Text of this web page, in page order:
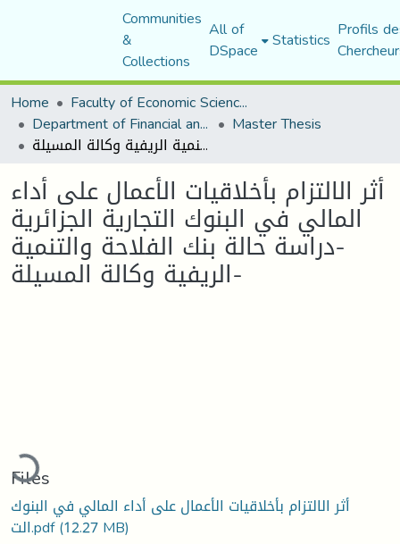
Communities
&
Collections
All of
DSpace Statistics Profils
Home
Faculty of Economic Sciences, Commerce and Management Sciences
Department of Financial and Accounting Sciences Master Thesis
أثر الالتزام بأخلاقيات الأعمال على أداء المالي في البنوك التجارية الجزائرية -دراسة حالة بنك الفلاحة والتنمية الريفية وكالة المسيلة-
أثر الالتزام بأخلاقيات الأعمال على أداء
المالي في البنوك التجارية الجزائرية
-دراسة حالة بنك الفلاحة والتنمية
الريفية وكالة المسيلة-
Loading...
Files
أثر الالتزام بأخلاقيات الأعمال على أداء المالي في البنوك
الت.pdf(12.27 MB)